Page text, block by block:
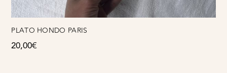
PLATO HONDO PARIS
20,00€